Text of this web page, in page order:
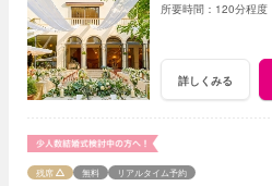
120分程度
詳しくみる
残席 無料 リアルタイム予約